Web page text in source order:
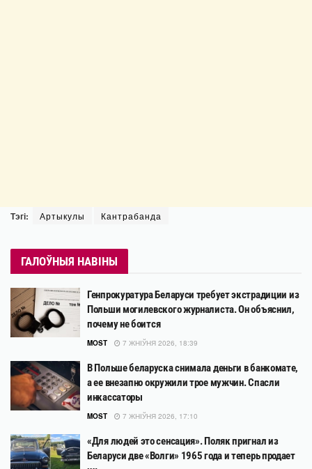
Тэгі: Артыкулы Кантрабанда
ГАЛОЎНЫЯ НАВІНЫ
Генпрокуратура Беларуси требует экстрадиции из
Польши могилевского журналиста. Он объяснил,
почему не боится
MOST 7 ЖНІЎНЯ 2026, 18:39
В Польше беларуска снимала деньги в банкомате,
а ее внезапно окружили трое мужчин. Спасли
инкассаторы
MOST 7 ЖНІЎНЯ 2026, 17:10
«Для людей это сенсация». Поляк пригнал из
Беларуси две «Волги» 1965 года и теперь продает